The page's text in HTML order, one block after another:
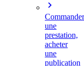
Commander
une
prestation,
acheter
une
publication